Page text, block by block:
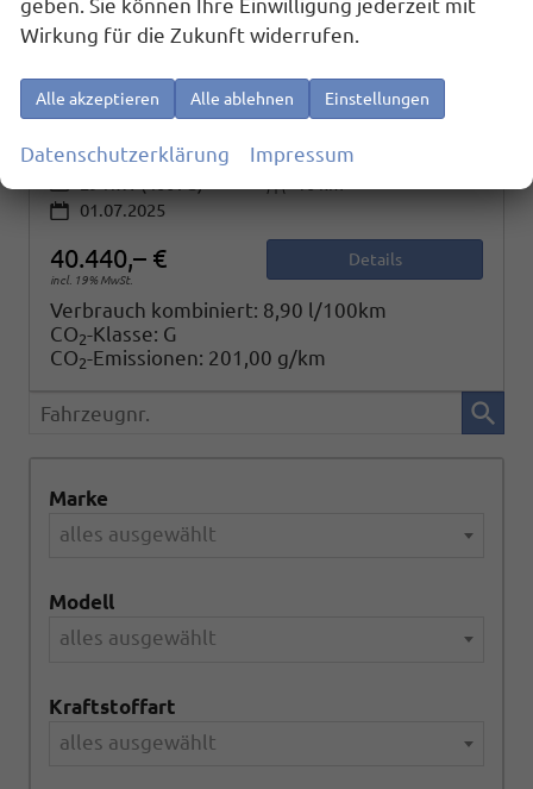
Cupra Formentor
KraftstoffBenzin AußenfarbeNevadaweiß Metallic
01.07.2025
40.440,– €
incl. 19% MwSt.
Details
Verbrauch kombiniert: 8,90 l/100km
CO2-Klasse: G
CO2-Emissionen: 201,00 g/km
Fahrzeugnr.
Marke
alles ausgewählt
Modell
alles ausgewählt
Kraftstoffart
alles ausgewählt
geben. Sie können Ihre Einwilligung jederzeit mit
Wirkung für die Zukunft widerrufen.
Alle akzeptieren Alle ablehnen Einstellungen
Datenschutzerklärung Impressum